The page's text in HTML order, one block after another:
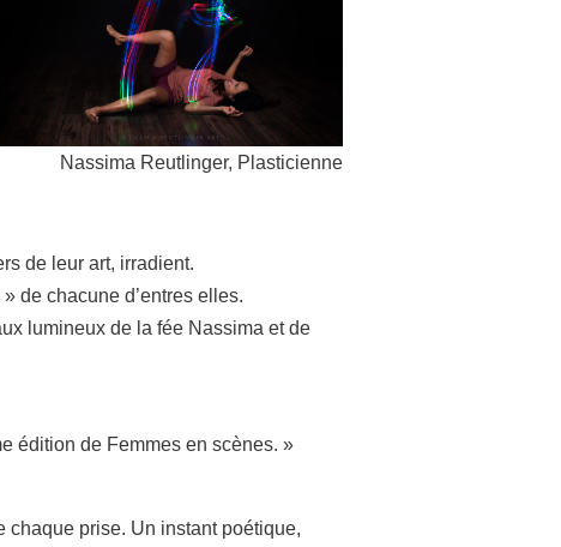
Nassima Reutlinger, Plasticienne
de leur art, irradient.
de chacune d’entres elles.
lumineux de la fée Nassima et de
édition de Femmes en scènes. »
chaque prise. Un instant poétique,